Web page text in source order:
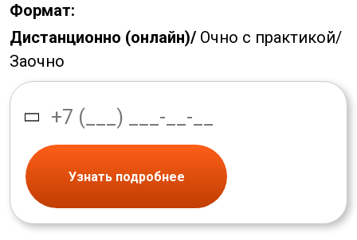
Формат:
Дистанционно (онлайн)/ Очно с практикой/
Заочно
Узнать подробнее